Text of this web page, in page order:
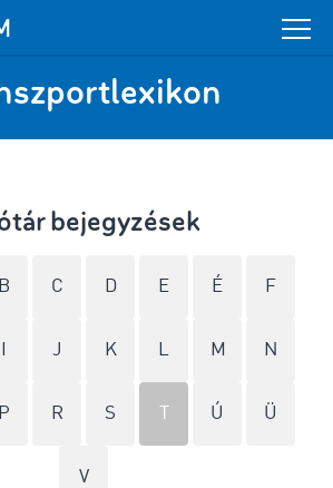
bejegyzések
B C D E É F
J K L M N
P R S Ú Ü
V